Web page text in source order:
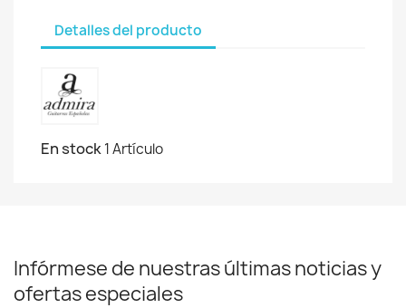
Detalles del producto
En stock1 Artículo
Infórmese de nuestras últimas noticias y
ofertas especiales